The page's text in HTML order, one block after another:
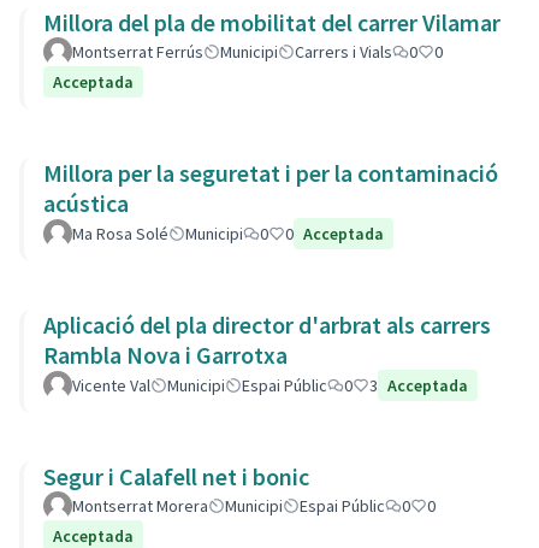
Millora del pla de mobilitat del carrer Vilamar
Montserrat Ferrús Municipi Carrers i Vials 0
0
Acceptada
Millora per la seguretat i per la contaminació
acústica
Ma Rosa Solé Municipi 0 0 Acceptada
Aplicació del pla director d'arbrat als carrers
Rambla Nova i Garrotxa
Vicente Val Municipi Espai Públic 0 3 Acceptada
Segur i Calafell net i bonic
Montserrat Morera Municipi Espai Públic 0
0
Acceptada